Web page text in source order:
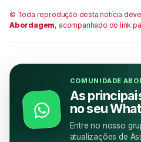
© Toda reprodução desta notícia
Abordagem, acompanhado do link
COMUNIDADE
As
no seu
Entre no nosso
atualizações de